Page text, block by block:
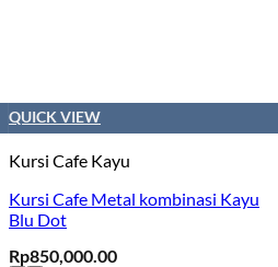
QUICK VIEW
Kursi Cafe Kayu
Kursi Cafe Metal kombinasi Kayu
Blu Dot
Rp850,000.00